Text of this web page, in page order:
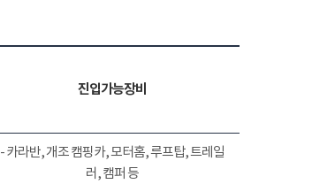
진입가능장비
- 카라반, 개조 캠핑카, 모터홈, 루프탑, 트레일
러, 캠퍼 등